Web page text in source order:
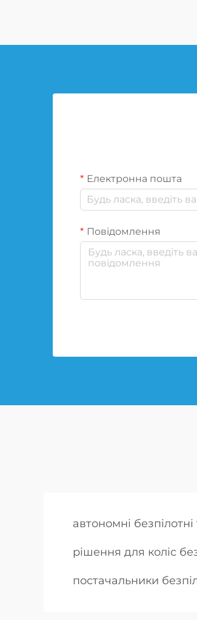
Електронна пошта
Повідомлення
автономні
рішення для коліс
постачальники